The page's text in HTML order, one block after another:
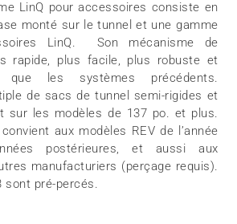
LinQ pour accessoires consiste en
monté sur le tunnel et une gamme
LinQ. Son mécanisme de
rapide, plus facile, plus robuste et
que les systèmes précédents.
de sacs de tunnel semi-rigides et
sur les modèles de 137 po. et plus.
aux modèles REV de l’année
postérieures, et aussi aux
manufacturiers (perçage requis).
sont pré-percés.